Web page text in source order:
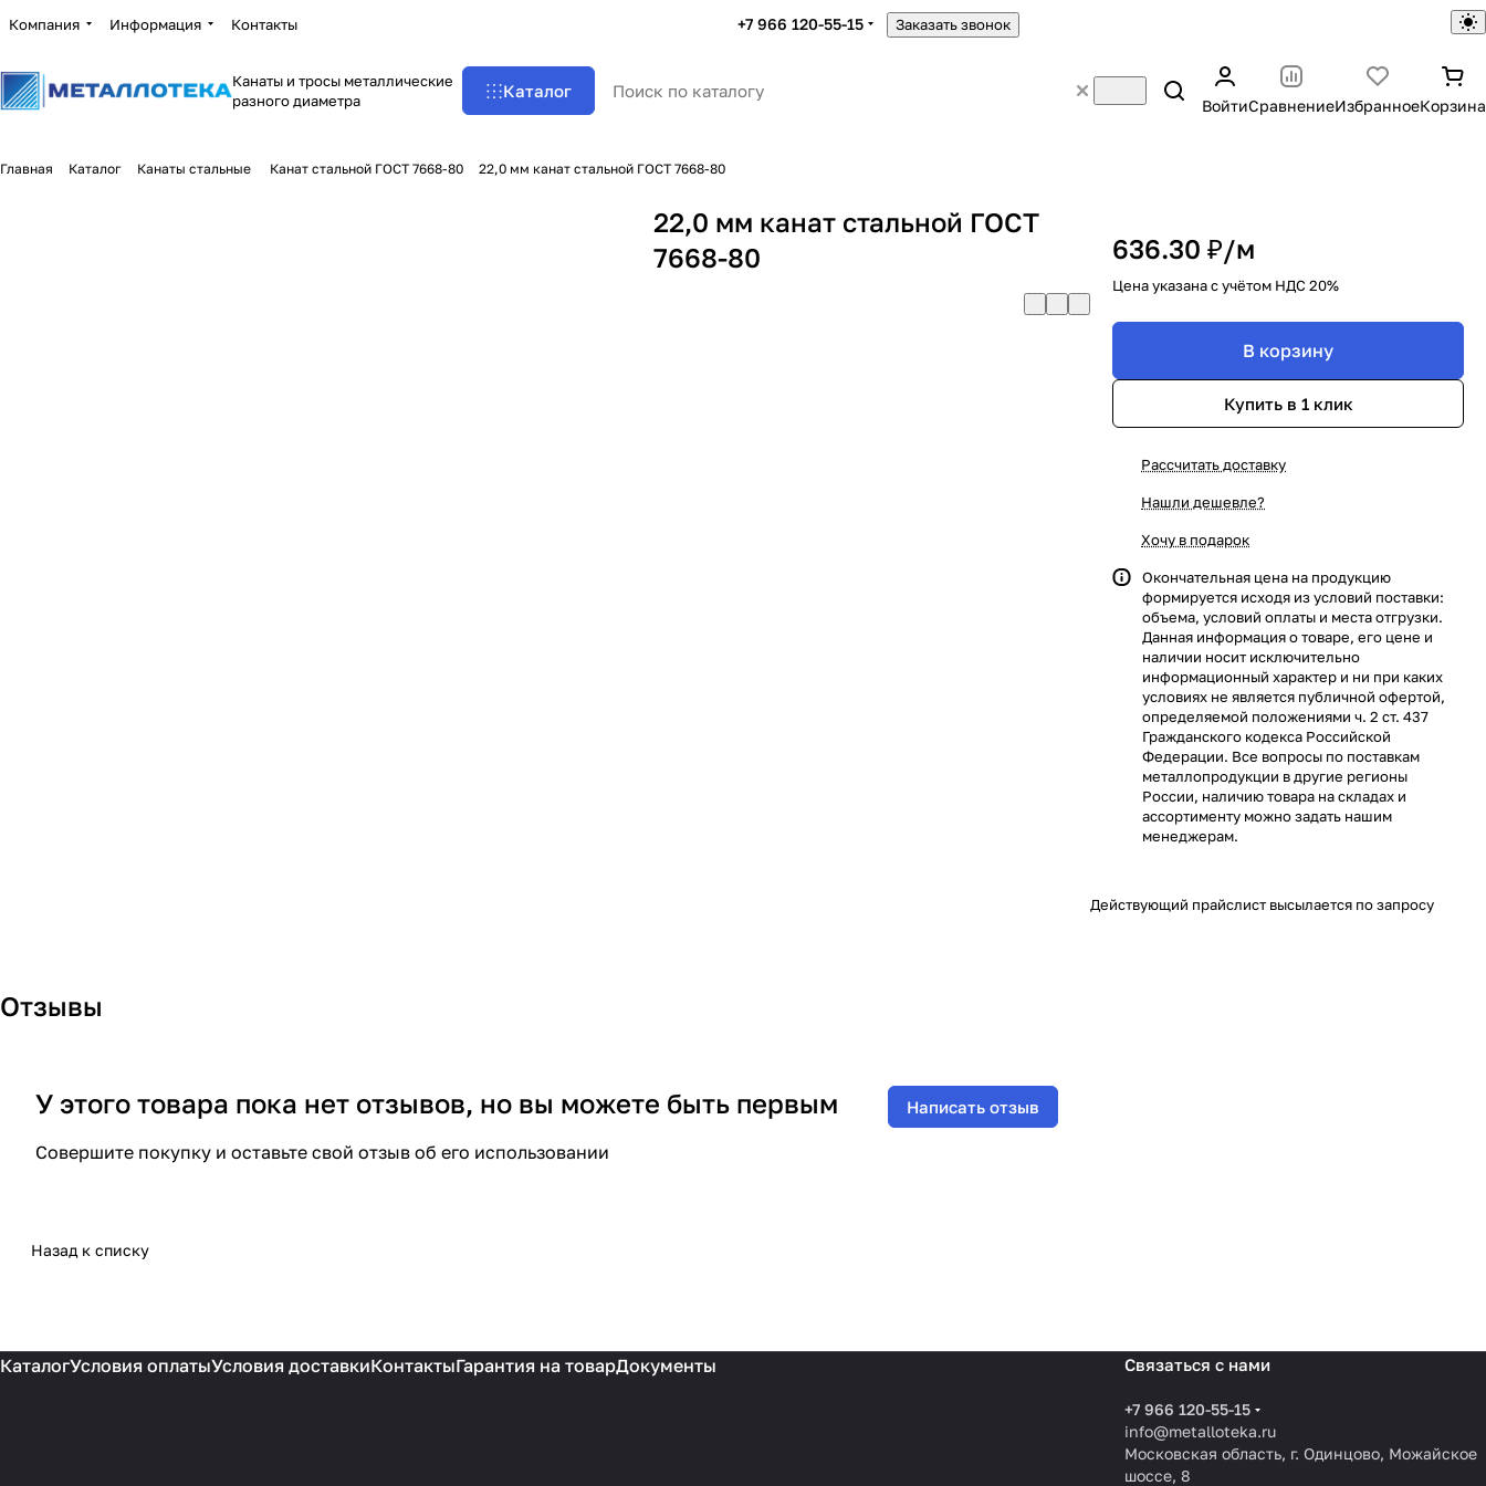
Компания Информация Контакты +7 966 120-55-15 Заказать звонок
Канаты и тросы металлические
разного диаметра
Каталог
ВойтиСравнениеИзбранноеКорзина
Главная Каталог Канаты стальные Канат стальной ГОСТ 7668-80 22,0 мм канат стальной ГОСТ 7668-80
22,0 мм канат стальной ГОСТ
7668-80
636.30 ₽/м
Цена указана с учётом НДС 20%
В корзину
Купить в 1 клик
Рассчитать доставку
Нашли дешевле?
Хочу в подарок
Окончательная цена на продукцию
формируется исходя из условий поставки:
объема, условий оплаты и места отгрузки.
Данная информация о товаре, его цене и
наличии носит исключительно
информационный характер и ни при каких
условиях не является публичной офертой,
определяемой положениями ч. 2 ст. 437
Гражданского кодекса Российской
Федерации. Все вопросы по поставкам
металлопродукции в другие регионы
России, наличию товара на складах и
ассортименту можно задать нашим
менеджерам.
Действующий прайслист высылается по запросу
Отзывы
У этого товара пока нет отзывов, но вы можете быть первым
Совершите покупку и оставьте свой отзыв об его использовании
Написать отзыв
Назад к списку
КаталогУсловия оплатыУсловия доставкиКонтактыГарантия на товарДокументы Связаться с нами
+7 966 120-55-15
info@metalloteka.ru
Московская область, г. Одинцово, Можайское
шоссе, 8